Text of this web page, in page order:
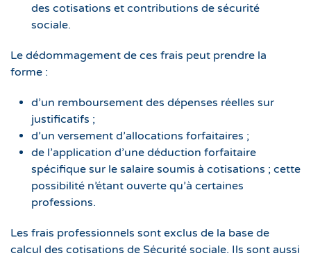
des cotisations et contributions de sécurité
sociale.
Le dédommagement de ces frais peut prendre la
forme :
d’un remboursement des dépenses réelles sur
justificatifs ;
d’un versement d’allocations forfaitaires ;
de l’application d’une déduction forfaitaire
spécifique sur le salaire soumis à cotisations ; cette
possibilité n’étant ouverte qu’à certaines
professions.
Les frais professionnels sont exclus de la base de
calcul des cotisations de Sécurité sociale. Ils sont aussi